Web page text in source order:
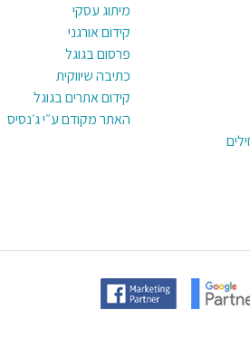
מיתוג עסקי
קידום אורגני
פרסום בגוגל
כתיבה שיווקית
קידום אתרים בגוגל
האתר מקודם ע״י ג׳נסיס